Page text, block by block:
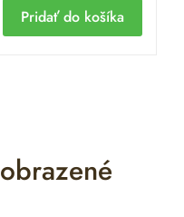
Pridať do košíka